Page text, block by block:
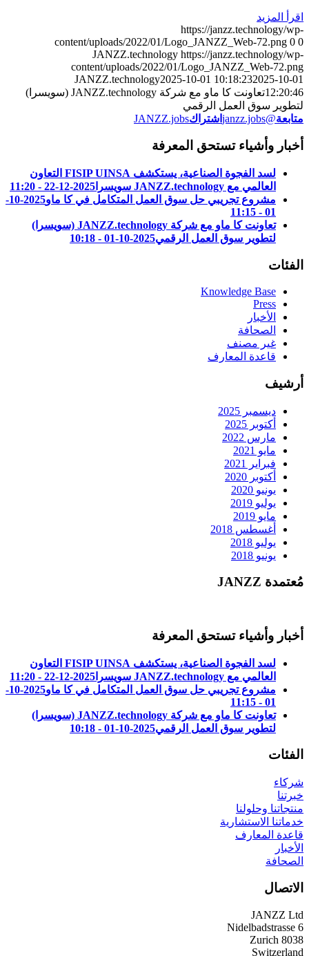
اقرأ المزيد
https://janzz.technology/wp-
content/uploads/2022/01/Logo_JANZZ_Web-72.png 0 0
JANZZ.technology https://janzz.technology/wp-
content/uploads/2022/01/Logo_JANZZ_Web-72.png
JANZZ.technology2025-10-01 10:18:232025-10-01
12:20:46
تعاونت كا ماو مع شركة JANZZ.technology (سويسرا)
لتطوير سوق العمل الرقمي
متابعة@janzz.jobs اشتراكJANZZ.jobs
أخبار وأشياء تستحق المعرفة
لسد الفجوة الصناعية، يستكشف FISIP UINSA التعاون
العالمي مع JANZZ.technology سويسرا
2025-12-22 - 11:20
مشروع تجريبي حل سوق العمل المتكامل في كا ماو
2025-10-
01 - 11:15
تعاونت كا ماو مع شركة JANZZ.technology (سويسرا)
لتطوير سوق العمل الرقمي2025-10-01 - 10:18
الفئات
Knowledge Base
Press
الأخبار
الصحافة
غير مصنف
قاعدة المعارف
أرشيف
ديسمبر 2025
أكتوبر 2025
مارس 2022
مايو 2021
فبراير 2021
أكتوبر 2020
يونيو 2020
يوليو 2019
مايو 2019
أغسطس 2018
يوليو 2018
يونيو 2018
مُعتمدة JANZZ
أخبار وأشياء تستحق المعرفة
لسد الفجوة الصناعية، يستكشف FISIP UINSA التعاون
العالمي مع JANZZ.technology سويسرا
2025-12-22 - 11:20
مشروع تجريبي حل سوق العمل المتكامل في كا ماو
2025-10-
01 - 11:15
تعاونت كا ماو مع شركة JANZZ.technology (سويسرا)
لتطوير سوق العمل الرقمي2025-10-01 - 10:18
الفئات
شركاء
خبرتنا
منتجاتنا وحلولنا
خدماتنا الاستشارية
قاعدة المعارف
الأخبار
الصحافة
الاتصال
JANZZ Ltd
Nidelbadstrasse 6
8038 Zurich
Switzerland